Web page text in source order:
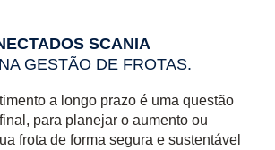
SCANIA
GESTÃO DE FROTAS.
a longo prazo é uma questão
para planejar o aumento ou
frota de forma segura e sustentável